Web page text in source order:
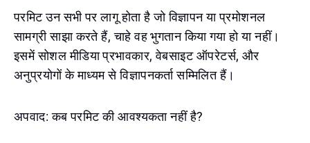
परमिट उन सभी पर लागू होता है जो विज्ञापन या प्रमोशनल
सामग्री साझा करते हैं, चाहे वह भुगतान किया गया हो या नहीं।
इसमें सोशल मीडिया प्रभावकार, वेबसाइट ऑपरेटर्स, और
अनुप्रयोगों के माध्यम से विज्ञापनकर्ता सम्मिलित हैं।
अपवाद: कब परमिट की आवश्यकता नहीं है?